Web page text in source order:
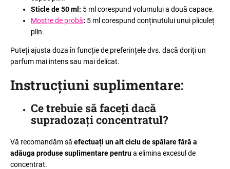
Sticle de 50 ml: 5 ml corespund volumului a două capace.
Mostre de probă: 5 ml corespund conținutului unui pliculeț
plin.
Puteți ajusta doza în funcție de preferințele dvs. dacă doriți un
parfum mai intens sau mai delicat.
Instrucțiuni suplimentare:
Ce trebuie să faceți dacă
supradozați concentratul?
Vă recomandăm să efectuați un alt ciclu de spălare fără a
adăuga produse suplimentare pentrua elimina excesul de
concentrat.